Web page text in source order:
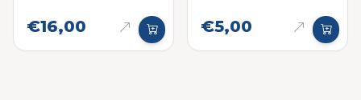
€16,00 €5,00